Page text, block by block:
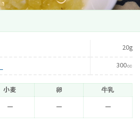
20g
300㏄
小麦 卵 牛乳
ー ー ー